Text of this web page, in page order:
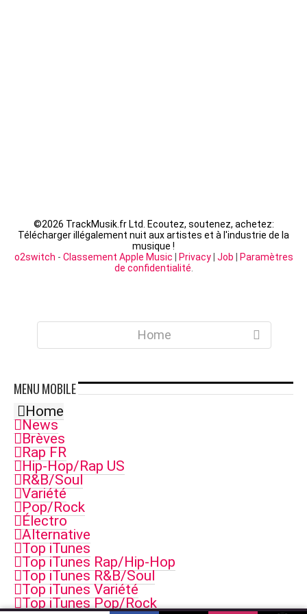
©2026 TrackMusik.fr Ltd. Ecoutez, soutenez, achetez:
Télécharger illégalement nuit aux artistes et à l'industrie de la
musique !
o2switch - Classement Apple Music Privacy| Job
Paramètres
de confidentialité
Home
MENUMOBILE
Home
News
Brèves
Rap FR
Hip-Hop/Rap US
R&B/Soul
Variété
Pop/Rock
Électro
Alternative
Top iTunes
Top iTunes Rap/Hip-Hop
Top iTunes R&B/Soul
Top iTunes Variété
Top iTunes Pop/Rock